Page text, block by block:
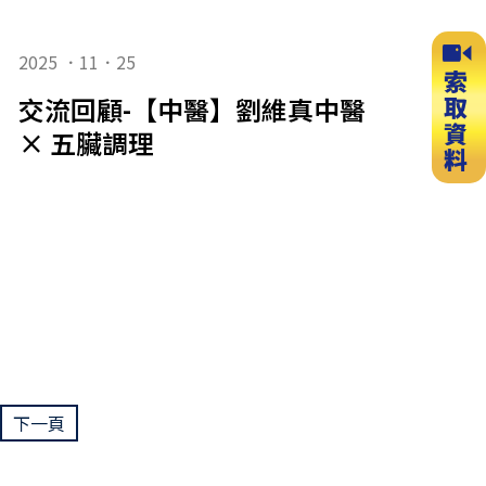
2025 ．11．25
交流回顧-【中醫】劉維真中醫講師：中
× 五臟調理
下一頁